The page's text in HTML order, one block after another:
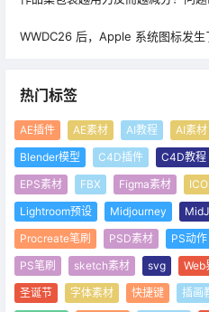
WWDC26 后，Apple 系统图标发生
热门标签
AE插件 AE素材 AI教程 AI素材
Blender模型
C4D插件 C4D教程
EPS素材
FBX Figma素材
Lightroom预设
Midjourney
Procreate笔刷
PSD素材 PS动作
PS笔刷
sketch素材 svg Web
圣诞节
字体素材 快捷键 插画